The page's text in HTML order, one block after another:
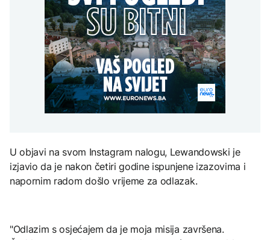
za pristupanje SEPA:
Korist za privredu ali i
građane
potrošnju
BIZNIS
BiH zvanično aplicirala
za pristupanje SEPA:
Korist za privredu ali i
građane
Grgurević traži
odgovore o planiranoj
solarnoj elektrani u
blizini Manastira Ostrog
Mediji: Ruski dronovi
napali njemački teretni
brod u Crnom moru
AKTUELNO
Ljudi u Mađarskoj
krenuli pješke preko
Dunava, stiglo
ZDRAVLJE
Šta je Ciklospora i da li
prijeti širenje u Evropi?
Sarajevo Fest početkom
septembra: Stiže
evropski pozorišni
spektakl “Brechtovi
U objavi na svom Instagram nalogu, Lewandowski je
izjavio da je nakon četiri godine ispunjene izazovima i
napornim radom došlo vrijeme za odlazak.
"Odlazim s osjećajem da je moja misija završena.